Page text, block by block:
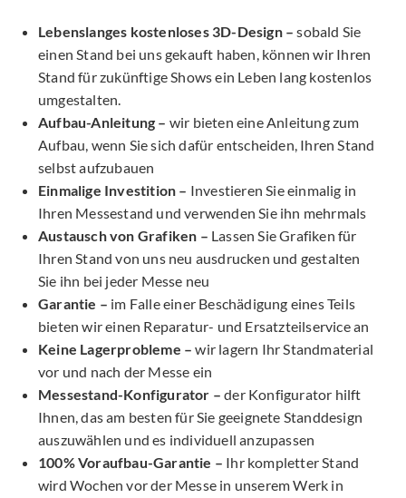
Lebenslanges kostenloses 3D-Design – sobald Sie
einen Stand bei uns gekauft haben, können wir Ihren
Stand für zukünftige Shows ein Leben lang kostenlos
umgestalten.
Aufbau-Anleitung – wir bieten eine Anleitung zum
Aufbau, wenn Sie sich dafür entscheiden, Ihren Stand
selbst aufzubauen
Einmalige Investition – Investieren Sie einmalig in
Ihren Messestand und verwenden Sie ihn mehrmals
Austausch von Grafiken – Lassen Sie Grafiken für
Ihren Stand von uns neu ausdrucken und gestalten
Sie ihn bei jeder Messe neu
Garantie – im Falle einer Beschädigung eines Teils
bieten wir einen Reparatur- und Ersatzteilservice an
Keine Lagerprobleme – wir lagern Ihr Standmaterial
vor und nach der Messe ein
Messestand-Konfigurator – der Konfigurator hilft
Ihnen, das am besten für Sie geeignete Standdesign
auszuwählen und es individuell anzupassen
100% Voraufbau-Garantie – Ihr kompletter Stand
wird Wochen vor der Messe in unserem Werk in